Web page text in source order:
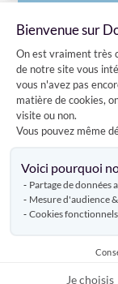
Bienvenue sur
Plateforme
On est vraiment très
de notre site vous
vous n'avez pas
matière de cookies,
visite ou non.
Vous pouvez même
Voici pourquoi
Partage de données
Mesure d'audience
Cookies fonctionnels
Je choisis